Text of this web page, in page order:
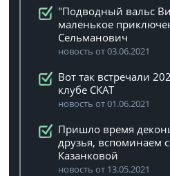
"Подводный вальс
маленькое
Сельманович
новость от 03.06.2021
Вот так встречали
клубе СКАТ
новость от 01.06.2021
Пришло время
друзья, вспоминаем
Казанковой
новость от 13.05.2021